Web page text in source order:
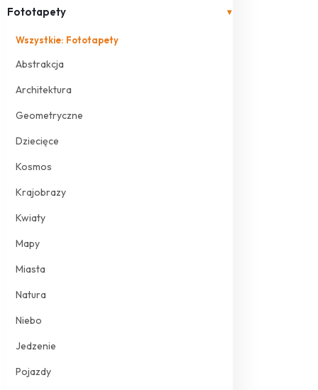
Fototapety ▾
Wszystkie: Fototapety
Abstrakcja
Architektura
Geometryczne
Dziecięce
Kosmos
Krajobrazy
Kwiaty
Mapy
Miasta
Natura
Niebo
Jedzenie
Pojazdy